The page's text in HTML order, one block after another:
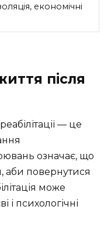
економічні
після
— це
означає, що
повернутися
може
і психологічні